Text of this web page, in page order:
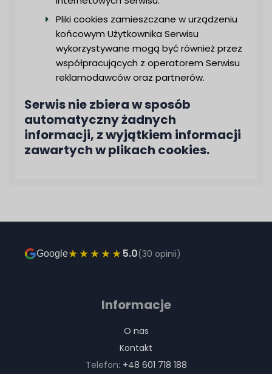
Pliki cookies zamieszczane w urządzeniu
końcowym Użytkownika Serwisu
wykorzystywane mogą być również przez
współpracujących z operatorem Serwisu
reklamodawców oraz partnerów.
Serwis nie zbiera w sposób
automatyczny żadnych
informacji, z wyjątkiem informacji
zawartych w plikach cookies.
Google★★★★★5.0(30 opinii)
Informacje
O nas
Kontakt
Telefon: +48 601 718 188